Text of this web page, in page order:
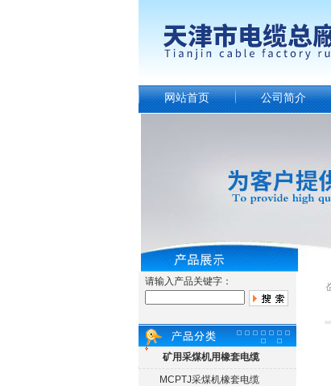
网站首页 公司简介
请输入产品关键字：
矿用采煤机用橡套电缆
MCPTJ采煤机橡套电缆